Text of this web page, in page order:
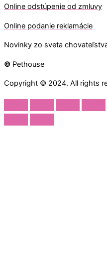
Online odstúpenie od zmluvy
Online podanie reklamácie
Novinky zo sveta
© Pethouse
Copyright © 2024. All rights